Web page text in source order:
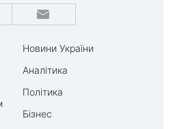
Новини України
Аналітика
Політика
Бізнес